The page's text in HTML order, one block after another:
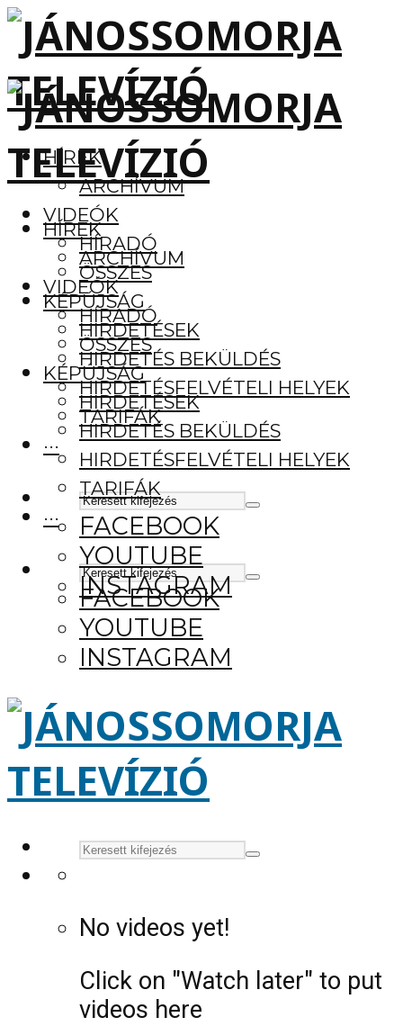
HÍREK
ARCHÍVUM
VIDEÓK
HÍRADÓ
ÖSSZES
KÉPÚJSÁG
HIRDETÉSEK
HIRDETÉS BEKÜLDÉS
HIRDETÉSFELVÉTELI HELYEK
TARIFÁK
···
FACEBOOK
YOUTUBE
INSTAGRAM
HÍREK
ARCHÍVUM
VIDEÓK
HÍRADÓ
ÖSSZES
KÉPÚJSÁG
HIRDETÉSEK
HIRDETÉS BEKÜLDÉS
HIRDETÉSFELVÉTELI HELYEK
TARIFÁK
···
FACEBOOK
YOUTUBE
INSTAGRAM
No videos yet!
Click on "Watch later" to put
videos here